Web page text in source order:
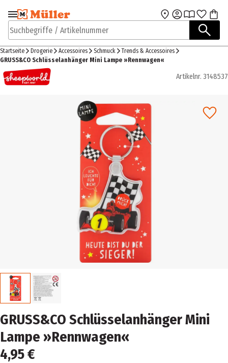
Zur Navigation
springen
Zum Hauptinhalt
Suchbegriffe / Artikelnummer
Startseite Drogerie Accessoires Schmuck
Trends & Accessoires
GRUSS&CO Schlüsselanhänger Mini Lampe »Rennwagen«
Artikelnr. 3148537
GRUSS&CO Schlüsselanhänger Mini
Lampe »Rennwagen«
4,95 €